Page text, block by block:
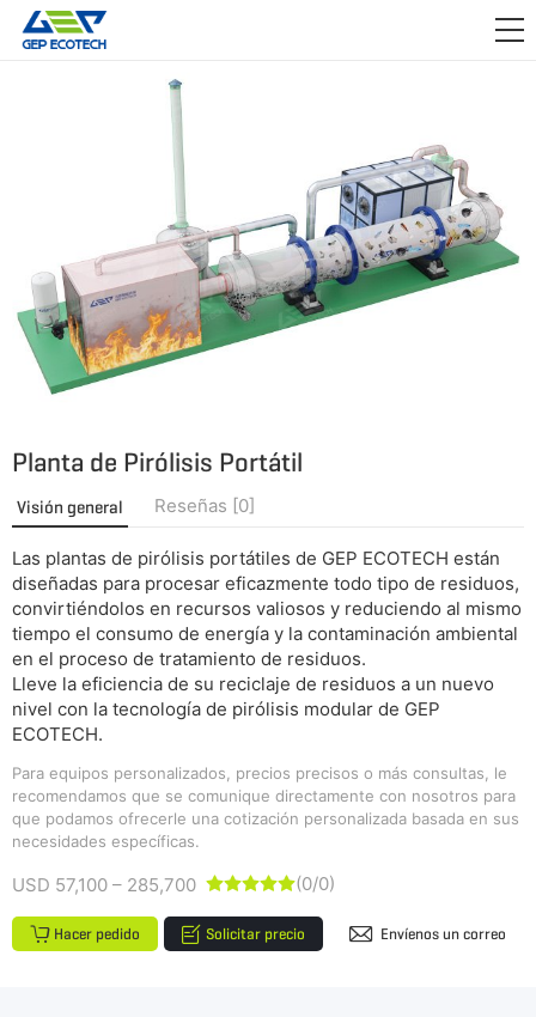
APLICACIÓN
ACERCA DE NOSOTROS
Planta de Pirólisis Portátil
Visión general Reseñas [0]
Las plantas de pirólisis portátiles de GEP ECOTECH están
diseñadas para procesar eficazmente todo tipo de residuos,
convirtiéndolos en recursos valiosos y reduciendo al mismo
tiempo el consumo de energía y la contaminación ambiental
en el proceso de tratamiento de residuos.
Lleve la eficiencia de su reciclaje de residuos a un nuevo
nivel con la tecnología de pirólisis modular de GEP
ECOTECH.
Para equipos personalizados, precios precisos o más consultas, le
recomendamos que se comunique directamente con nosotros para
que podamos ofrecerle una cotización personalizada basada en sus
necesidades específicas.
USD 57,100 – 285,700 (0/0)
Hacer pedido Solicitar precio Envíenos un correo